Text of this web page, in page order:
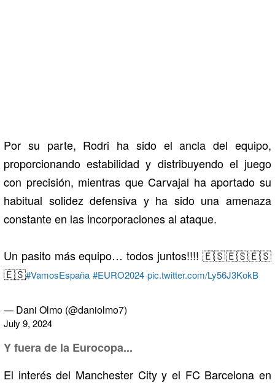
Por su parte, Rodri ha sido el ancla del equipo,
proporcionando estabilidad y distribuyendo el juego
con precisión, mientras que Carvajal ha aportado su
habitual solidez defensiva y ha sido una amenaza
constante en las incorporaciones al ataque.
Un pasito más equipo… todos juntos!!!! 🇪🇸🇪🇸🇪🇸
🇪🇸#VamosEspaña #EURO2024 pic.twitter.com/Ly56J3KokB
— Dani Olmo (@daniolmo7)
July 9, 2024
Y fuera de la Eurocopa...
El interés del Manchester City y el FC Barcelona en